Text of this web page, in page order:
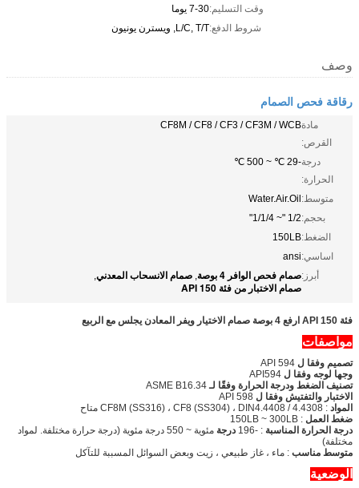
وقت التسليم:7-30 يوما
شروط الدفع:L/C, T/T, ويسترن يونيون
وصف
رقاقة فحص الصمام
مادة
القرص:
CF8M / CF8 / CF3 / CF3M / WCB
درجة
الحرارة:
-29 ℃ ~ 500 ℃
متوسط:Water.Air.Oil
بحجم:1/2 "~ 1/1/4"
الضغط:150LB
اساسي:ansi
أبرز:صمام فحص الوافر 4 بوصة , صمام الانسحاب المعدني,
صمام الاختبار من فئة API 150
فئة API 150 ارفع 4 بوصة صمام الاختيار ويفر المعادن يجلس مع الربيع
مواصفات
تصميم وفقا ل
وجها لوجه وفقا ل
تصنيف الضغط ودرجة الحرارة وفقًا لـASME B16.34
الاختبار والتفتيش وفقا ل
المواد : CF8M (SS316) ، CF8 (SS304) ، DIN4.4408 / 4.4308 متاح
ضغط العمل : 150LB ~ 300LB
درجة الحرارة المناسبة : -196 درجة
مئوية ~ 550 درجة مئوية (درجة حرارة مختلفة. لمواد
مختلفة)
متوسط ​​مناسب : ماء ، غاز طبيعي ، زيت وبعض السوائل المسببة للتآكل
الوضعية